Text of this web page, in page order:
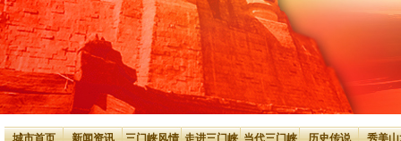
城市首页 新闻资讯 三门峡风情 走进三门峡 当代三门峡 历史传说 秀美